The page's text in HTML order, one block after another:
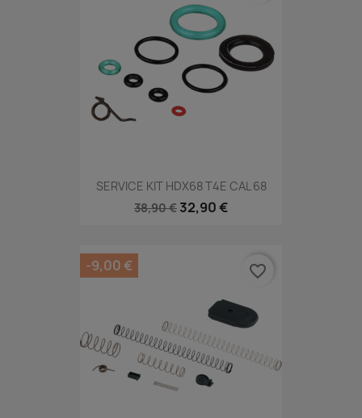
SERVICE KIT HDX68 T4E CAL 68
38,90 € 32,90 €
-9,00 € favorite_border